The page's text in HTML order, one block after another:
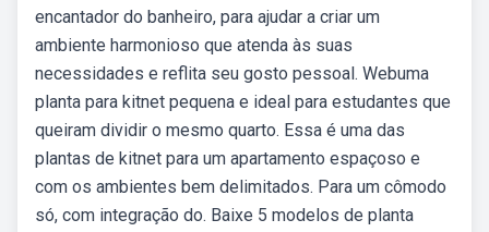
encantador do banheiro, para ajudar a criar um
ambiente harmonioso que atenda às suas
necessidades e reflita seu gosto pessoal. Webuma
planta para kitnet pequena e ideal para estudantes que
queiram dividir o mesmo quarto. Essa é uma das
plantas de kitnet para um apartamento espaçoso e
com os ambientes bem delimitados. Para um cômodo
só, com integração do. Baixe 5 modelos de planta